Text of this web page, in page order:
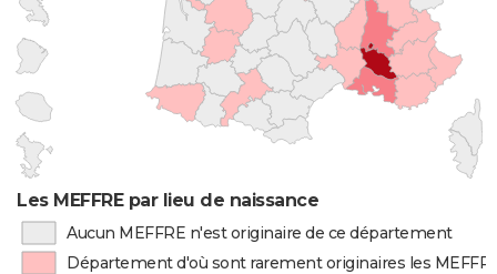
Les MEFFRE par lieu de naissance
Aucun MEFFRE n'est originaire de ce département
Département d'où sont rarement originaires les